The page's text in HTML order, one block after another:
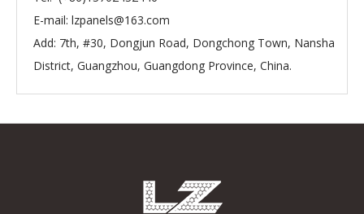
E-mail: lzpanels@163.com
Add: 7th, #30, Dongjun Road, Dongchong Town, Nansha
District, Guangzhou, Guangdong Province, China.